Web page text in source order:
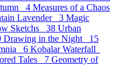
4 Measures of a Chaos
Lavender 3 Magic
Sketchs 38 Urban
Drawing in the Night 15
6 Kobalar Waterfall
Tales 7 Geometry of